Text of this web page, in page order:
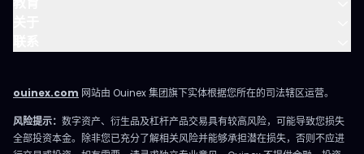
ouinex.com 网站由 Ouinex 集团旗下实体根据您所在的司法辖区运营。
风险提示： 数字资产、衍生品及杠杆产品交易具有较高风险，可能导致您损失
全部投资本金。除非您已充分了解相关风险并能够承担潜在损失，否则不应进